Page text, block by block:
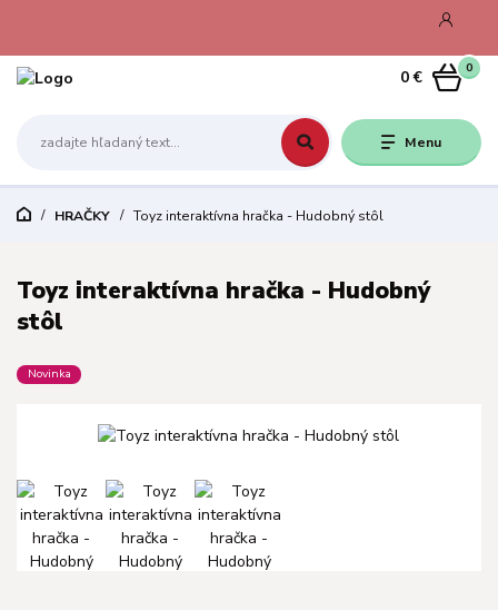
Menu
0
0 €
HRAČKY Toyz interaktívna hračka - Hudobný stôl
Toyz interaktívna hračka - Hudobný
stôl
Novinka